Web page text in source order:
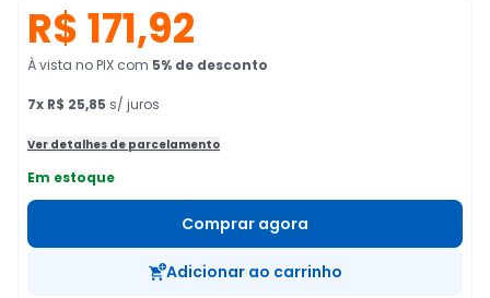
R$ 171,92
À vista no PIX com 5% de desconto
7x R$ 25,85 s/ juros
Ver detalhes de parcelamento
Em estoque
Comprar agora
Adicionar ao carrinho